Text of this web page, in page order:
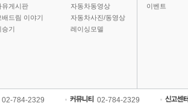
유게시판
배드림 이야기
승기
자동차동영상
자동차사진/동영상
레이싱모델
이벤트
02-784-2329 02-784-2329